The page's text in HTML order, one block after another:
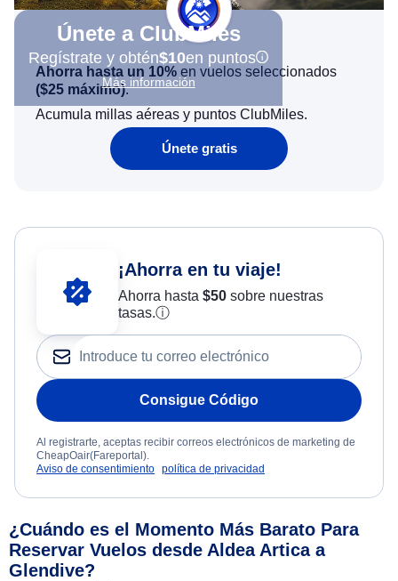
Únete a ClubMiles
Regístrate y obtén$10en puntos
Más información
Ahorra hasta un 10% en vuelos seleccionados
($25 máximo).
Acumula millas aéreas y puntos ClubMiles.
Únete gratis
¡Ahorra en tu viaje!
Ahorra hasta $50sobre nuestras
tasas.ⓘ
Consigue Código
Al registrarte, aceptas recibir correos electrónicos de marketing de
CheapOair(Fareportal).
Aviso de consentimiento política de privacidad
¿Cuándo es el Momento Más Barato Para
Reservar Vuelos desde Aldea Artica a
Glendive?